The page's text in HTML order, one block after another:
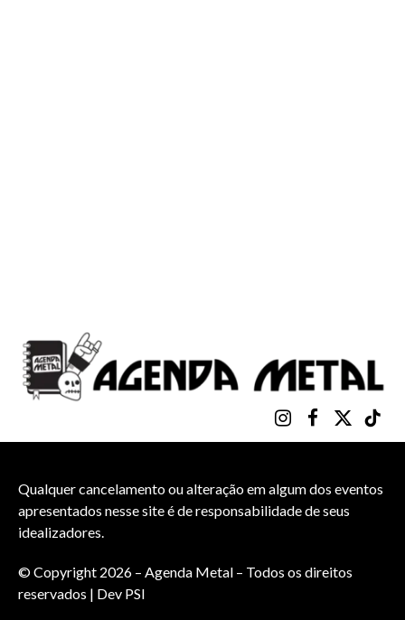
InstagramFacebook
X
(Twitter)
Qualquer cancelamento ou alteração em algum dos eventos
apresentados nesse site é de responsabilidade de seus
idealizadores.
© Copyright 2026 – Agenda Metal – Todos os direitos
reservados | Dev PSI